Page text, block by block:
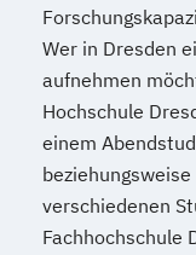
Public
Public
Public
Pädagogik
Beratung
Pädagogik
Wer in Dresden
aufnehmen
Hochschule
einem
verschiedenen
Fachhochschule